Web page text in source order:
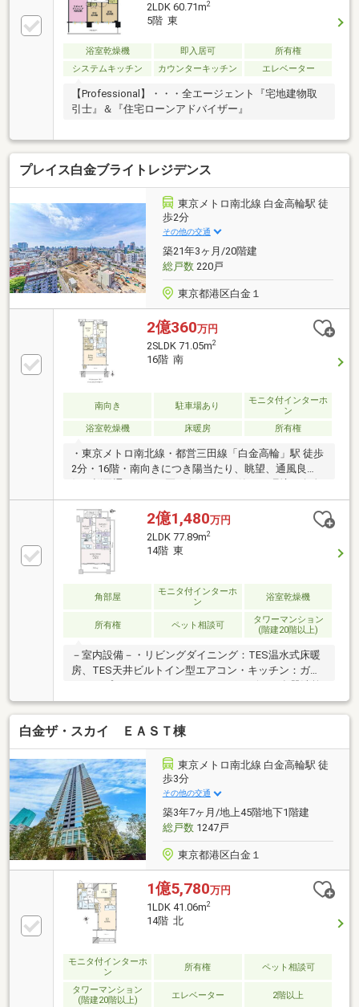
ン ◇ディンプルキー ◇玄関ドアダブルロック ◇
防犯サムターン ◇鎌デッド錠 ◇玄関ドア・窓に防
犯センサー(FIX窓除く)
2LDK 60.71m2
5階 東
浴室乾燥機 即入居可
所有権
システムキッチン
カウンターキッチン エレベーター
【Professional】・・・全エージェント『宅地建物取
引士』＆『住宅ローンアドバイザー』
プレイス白金ブライトレジデンス
東京メトロ南北線 白金高輪駅 徒
歩2分
その他の交通
築21年3ヶ月/20階建
総戸数220戸
東京都港区白金１
2億360万円
2SLDK 71.05m2
16階 南
南向き 駐車場あり
モニタ付インターホ
ン
浴室乾燥機
床暖房 所有権
・東京メトロ南北線・都営三田線「白金高輪」駅 徒歩
2分・16階・南向きにつき陽当たり、眺望、通風良
高輪駅直結の商業施設「白金アエルシティ」に隣接・
南北線延線計画有・サービスルーム・ウォークスルー
クローゼットあり・遮音性に配慮した二重床・二重天
井・総戸数220戸のビッグコミュニティ・ダブルオー
トロックシステム、防犯カメラ等、セキュリティ充
実・屋上スカイガーデン、ジャグジースイートなどの
共用施設有
2億1,480万円
2LDK 77.89m2
14階 東
角部屋
モニタ付インターホ
ン
浴室乾燥機
所有権 ペット相談可
タワーマンション
(階建20階以上)
－室内設備－・リビングダイニング：TES温水式床暖
房、TES天井ビルトイン型エアコン・キッチン：ガラ
燥機、ビルトイン浄水器・浴室：浴室換気乾燥機、フ
ルオートバス、低床式ユニットバス、換気窓付き、
1620サイズ・洗面所：三面鏡裏収納付き洗面化粧台、
リネン庫・トイレ：温水洗浄便座、タンクレストイ
レ、手洗いカウンター・専用ポーチ付き（無償）・フ
ラットフロア・天井高約2.5ｍ・約2.35ｍのハイサッ
シ・24時間換気システム
白金ザ・スカイ ＥＡＳＴ棟
東京メトロ南北線 白金高輪駅 徒
歩3分
その他の交通
築3年7ヶ月/地上45階地下1階建
総戸数1247戸
東京都港区白金１
1億5,780万円
1LDK 41.06m2
14階 北
モニタ付インターホ
ン
所有権 ペット相談可
タワーマンション
(階建20階以上)
エレベーター 2階以上